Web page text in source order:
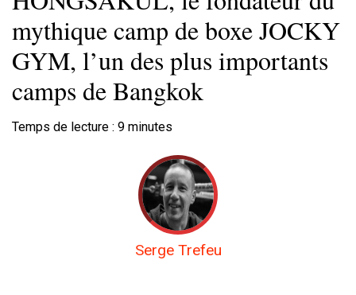
mythique camp de boxe JOCKY
GYM, l’un des plus importants
camps de Bangkok
Temps de lecture : 9 minutes
Serge Trefeu